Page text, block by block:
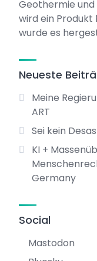
Geothermie
wird ein
wurde es
Neueste
Meine
ART
Sei kein
KI +
Germany
Social
Mastodon